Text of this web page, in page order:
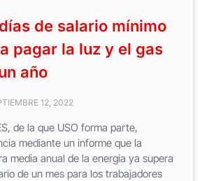
de salario mínimo
pagar la luz y el gas
año
12, 2022
de la que USO forma parte,
mediante un informe que la
media anual de la energía ya supera
de un mes para los trabajadores